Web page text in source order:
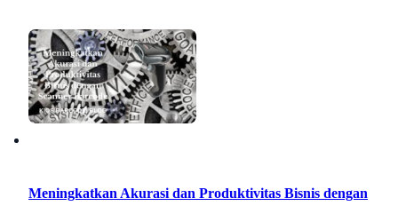
Meningkatkan Akurasi dan Produktivitas Bisnis dengan